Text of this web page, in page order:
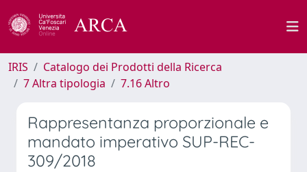
IRIS
Catalogo dei Prodotti della Ricerca
7 Altra tipologia
7.16 Altro
Rappresentanza proporzionale e
mandato imperativo SUP-REC-
309/2018